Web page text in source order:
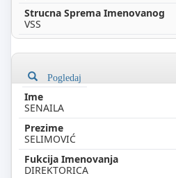
VSS
Pogledaj
SENAILA
SELIMOVIĆ
DIREKTORICA